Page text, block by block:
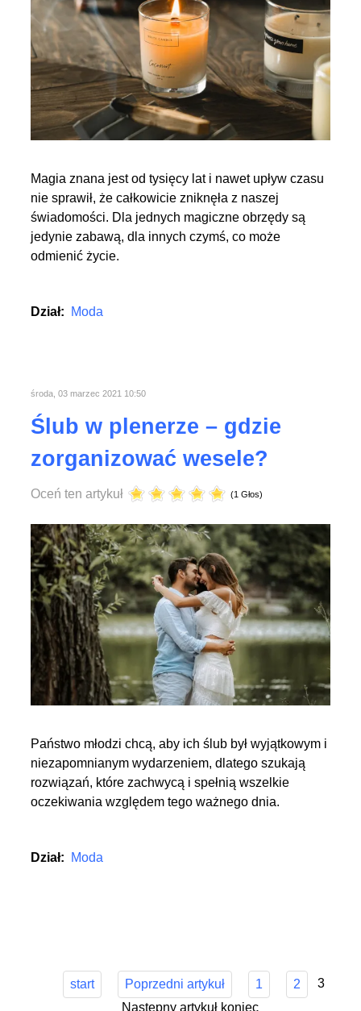
Magia znana jest od tysięcy lat i nawet upływ czasu
nie sprawił, że całkowicie zniknęła z naszej
świadomości. Dla jednych magiczne obrzędy są
jedynie zabawą, dla innych czymś, co może
odmienić życie.
Dział: Moda
środa, 03 marzec 2021 10:50
Ślub w plenerze – gdzie
zorganizować wesele?
Oceń ten artykuł (1 Głos)
Państwo młodzi chcą, aby ich ślub był wyjątkowym i
niezapomnianym wydarzeniem, dlatego szukają
rozwiązań, które zachwycą i spełnią wszelkie
oczekiwania względem tego ważnego dnia.
Dział: Moda
start Poprzedni artykuł 1 2
3
Następny artykuł koniec